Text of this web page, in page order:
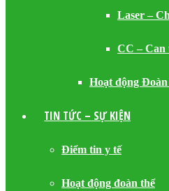
Laser –
CC – Can
Hoạt động
TIN TỨC – SỰ KIỆN
Điểm tin y tế
Hoạt động đoàn thể